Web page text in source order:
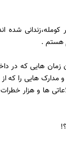
شده
هستم .
زمان هایی که در
مدارک هایی را که
ها و هزار خطرات